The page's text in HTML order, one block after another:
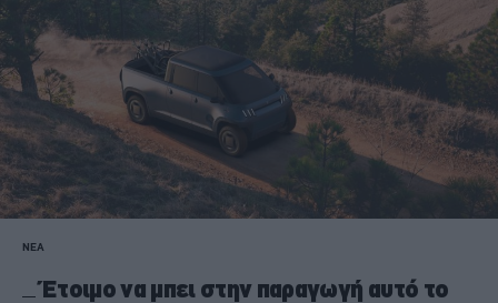
ΝΕΑ
Έτοιμο να μπει στην παραγωγή αυτό το